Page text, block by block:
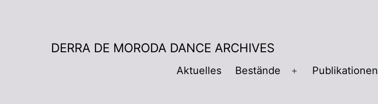
DERRA DE MORODA DANCE ARCHIVES
Aktuelles Bestände Publikationen